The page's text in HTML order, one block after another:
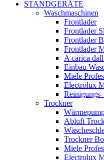
STANDGERÄTE
Waschmaschinen
Frontlader
Frontlader
Frontlader
Frontlader
A carica
Einbau
Miele
Electrolux
Trockner
Abluft
Trockner
Miele
Electrolux